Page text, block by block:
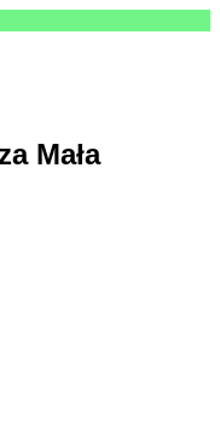
Mała